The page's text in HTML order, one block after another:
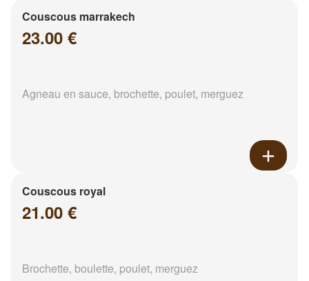
Couscous marrakech
23.00 €
Agneau en sauce, brochette, poulet, merguez
Couscous royal
21.00 €
Brochette, boulette, poulet, merguez